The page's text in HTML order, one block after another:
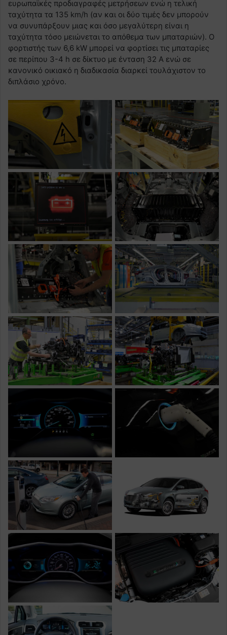
ευρωπαϊκές προδιαγραφές μετρήσεων ενώ η τελική
ταχύτητα τα 135 km/h (αν και οι δύο τιμές δεν μπορούν
να συνυπάρξουν μιας και όσο μεγαλύτερη είναι η
ταχύτητα τόσο μειώνεται το απόθεμα των μπαταριών). Ο
φορτιστής των 6,6 kW μπορεί να φορτίσει τις μπαταρίες
σε περίπου 3-4 h σε δίκτυο με ένταση 32 A ενώ σε
κανονικό οικιακό η διαδικασία διαρκεί τουλάχιστον το
διπλάσιο χρόνο.